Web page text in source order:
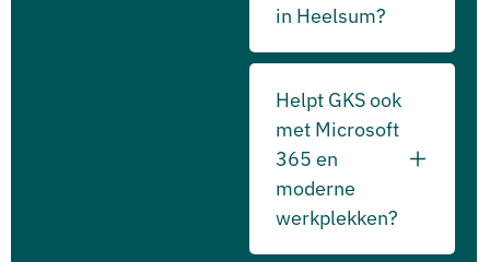
in Heelsum?
Helpt GKS ook
met Microsoft
365 en
moderne
werkplekken?